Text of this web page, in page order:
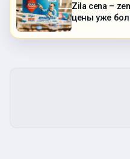
Zila cena –
цены уже